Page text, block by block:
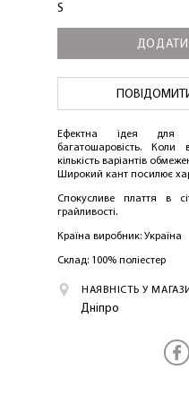
S
Ефектна ідея для
багатошаровість.
кількість варіантів
Широкий кант посилює
Спокусливе плаття в
грайливості.
Країна виробник: Україна
Склад: 100% поліестер
НАЯВНІСТЬ У
Дніпро
ЛАСКАВО